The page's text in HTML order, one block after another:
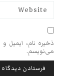
ذخیره نام، ایمیل
می‌نویسم.